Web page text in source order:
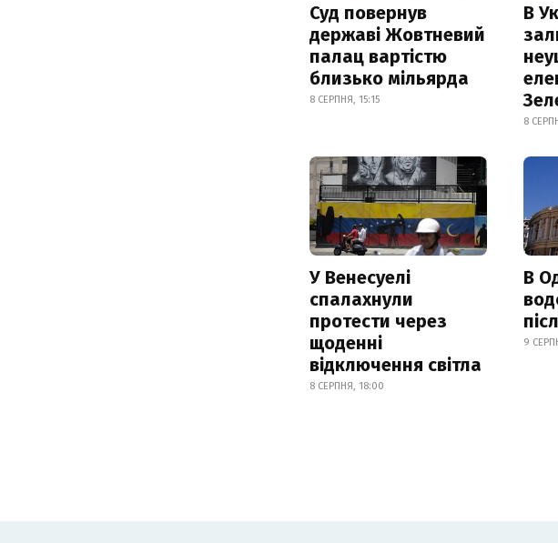
Суд повернув
державі Жовтневий
палац вартістю
близько мільярда
8 СЕРПНЯ, 15:15
В
8
У Венесуелі
спалахнули
протести через
щоденні
відключення світла
8 СЕРПНЯ, 18:00
В
9